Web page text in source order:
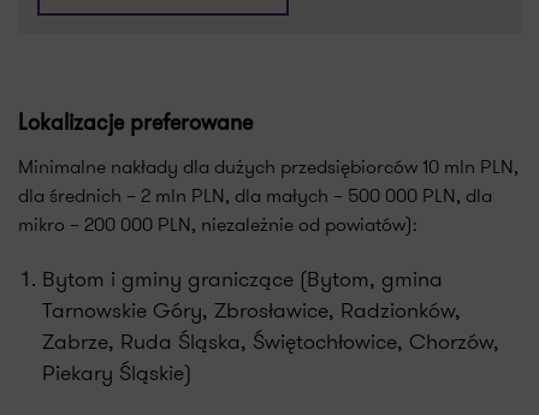
Lokalizacje preferowane
Minimalne nakłady dla dużych przedsiębiorców 10 mln PLN,
dla średnich – 2 mln PLN, dla małych – 500 000 PLN, dla
mikro – 200 000 PLN, niezależnie od powiatów):
Bytom i gminy graniczące (Bytom, gmina
Tarnowskie Góry, Zbrosławice, Radzionków,
Zabrze, Ruda Śląska, Świętochłowice, Chorzów,
Piekary Śląskie)